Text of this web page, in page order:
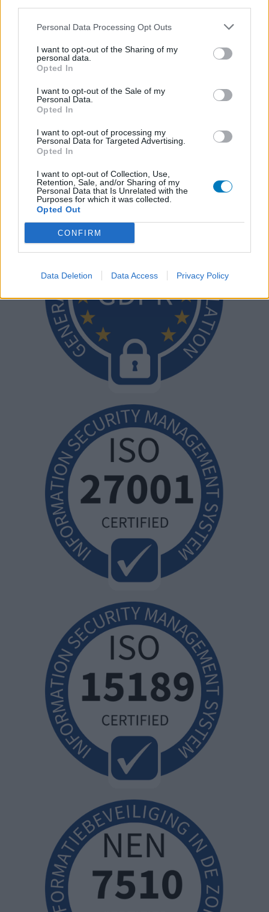
Personal Data Processing Opt Outs
I want to opt-out of the Sharing of my
personal data.
Opted In
I want to opt-out of the Sale of my
Personal Data.
Opted In
I want to opt-out of processing my
Personal Data for Targeted Advertising.
Opted In
I want to opt-out of Collection, Use,
Retention, Sale, and/or Sharing of my
Personal Data that Is Unrelated with the
Purposes for which it was collected.
Opted Out
CONFIRM
Data Deletion Data Access Privacy Policy
gegenereerd en vervolgens gelezen en aangepast alvorens
goedkeuring, om zo te voldoen aan onze standaarden wat betreft
geen medische kennis noodzakelijk. Op deze manier geven de
reviews alleen een beeld van de ervaring van de schrijvers en niet
ervaringen kunnen verschillen van persoon tot persoon en dat u
voor medisch advies altijd contact op moet nemen met uw arts of